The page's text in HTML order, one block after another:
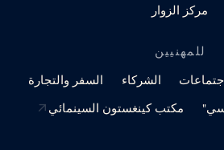
مركز الزوار
للمهنيين
الشركاء
السفر والتجارة
مكتب كينغستون السينمائي